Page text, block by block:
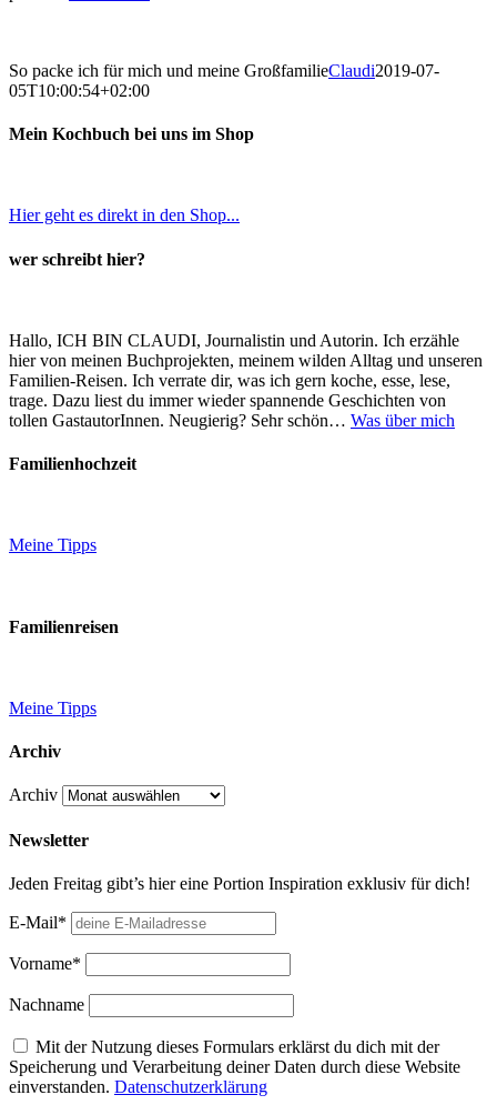
So packe ich für mich und meine GroßfamilieClaudi2019-07-
05T10:00:54+02:00
Mein Kochbuch bei uns im Shop
Hier geht es direkt in den Shop...
wer schreibt hier?
Hallo, ICH BIN CLAUDI, Journalistin und Autorin. Ich erzähle
hier von meinen Buchprojekten, meinem wilden Alltag und unseren
Familien-Reisen. Ich verrate dir, was ich gern koche, esse, lese,
trage. Dazu liest du immer wieder spannende Geschichten von
tollen GastautorInnen. Neugierig? Sehr schön… Was über mich
Familienhochzeit
Meine Tipps
Familienreisen
Meine Tipps
Archiv
Archiv
Newsletter
Jeden Freitag gibt’s hier eine Portion Inspiration exklusiv für dich!
E-Mail*
Vorname*
Nachname
Mit der Nutzung dieses Formulars erklärst du dich mit der
Speicherung und Verarbeitung deiner Daten durch diese Website
einverstanden. Datenschutzerklärung